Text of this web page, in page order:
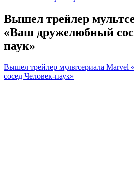
Вышел трейлер
«Ваш дружелюбный
паук»
Вышел трейлер мультсериала
сосед Человек-паук»